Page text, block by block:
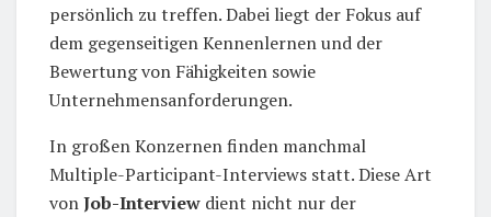
persönlich zu treffen. Dabei liegt der Fokus auf
dem gegenseitigen Kennenlernen und der
Bewertung von Fähigkeiten sowie
Unternehmensanforderungen.
In großen Konzernen finden manchmal
Multiple-Participant-Interviews statt. Diese Art
vonJob-Interview dient nicht nur der